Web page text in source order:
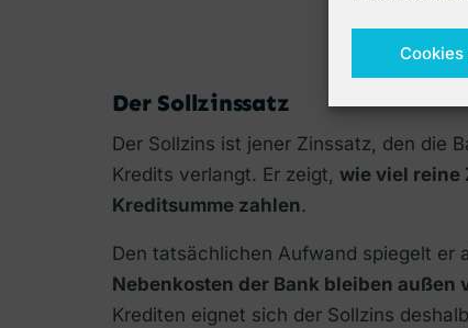
Der Sollzinssatz
Der Sollzins ist jener Zinssatz, den die
Kredits verlangt. Er zeigt, wie viel reine
Kreditsumme zahlen.
Den tatsächlichen Aufwand spiegelt er
Nebenkosten der Bank bleiben außen
Krediten eignet sich der Sollzins